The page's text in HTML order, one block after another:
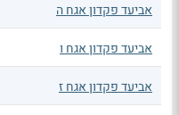
אביעד פקדון אגח ה
אביעד פקדון אגח ו
אביעד פקדון אגח ז